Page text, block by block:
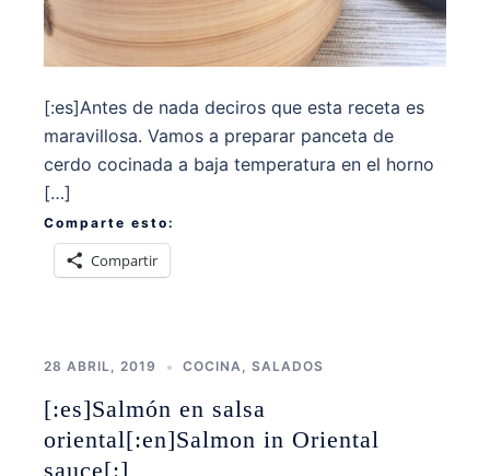
[:es]Antes de nada deciros que esta receta es
maravillosa. Vamos a preparar panceta de
cerdo cocinada a baja temperatura en el horno
[…]
Comparte esto:
Compartir
28 ABRIL, 2019 COCINA, SALADOS
[:es]Salmón en salsa
oriental[:en]Salmon in Oriental
sauce[:]